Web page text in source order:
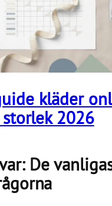
kläder
2026
De